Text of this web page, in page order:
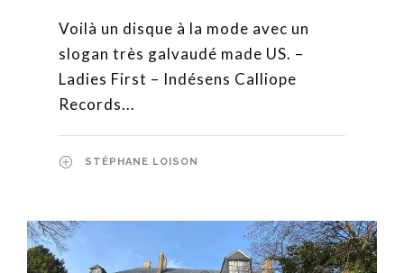
Voilà un disque à la mode avec un
slogan très galvaudé made US. –
Ladies First – Indésens Calliope
Records...
STÉPHANE LOISON